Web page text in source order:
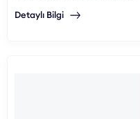
görüntüleyebilir,
davranışlarını
Detaylı Bilgi